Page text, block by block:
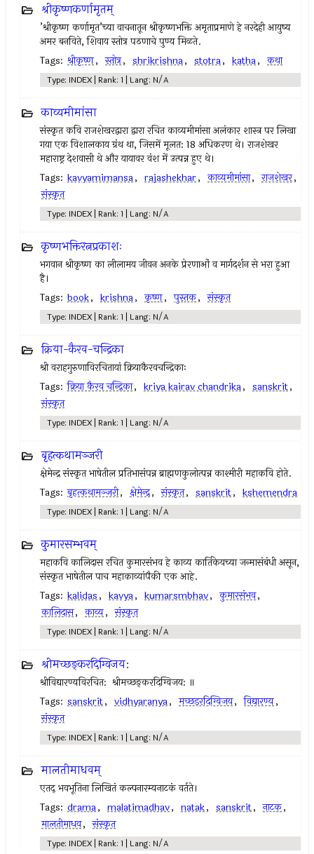
श्रीकृष्णकर्णामृतम्
’श्रीकृष्ण कर्णामृत’च्या वाचनातून श्रीकृष्णभक्ति अमृताप्रमाणे हे नरदेही आयुष्य
अमर बनविते, शिवाय स्तोत्र पठणाचे पुण्य मिळते.
Tags: श्रीकृष्ण, स्तोत्र, shrikrishna, stotra, katha, कथा
Type: INDEX | Rank: 1 | Lang: N/A
काव्यमीमांसा
संस्कृत कवि राजशेखरद्वारा द्वारा रचित काव्यमीमांसा अलंकार शास्त्र पर लिखा
गया एक विशालकाय ग्रंथ था, जिसमें मूलत: 18 अधिकरण थे। राजशेखर
महाराष्ट्र देशवासी थे और यायावर वंश में उत्पन्न हुए थे।
Tags: kavyamimansa, rajashekhar, काव्यमीमांसा, राजशेखर,
संस्कृत
Type: INDEX | Rank: 1 | Lang: N/A
कृष्णभक्तिरत्नप्रकाशः
भगवान श्रीकृष्ण का लीलामय जीवन अनके प्रेरणाओं व मार्गदर्शन से भरा हुआ
है।
Tags: book, krishna, कृष्ण, पुस्तक, संस्कृत
Type: INDEX | Rank: 1 | Lang: N/A
क्रिया-कैरव-चन्द्रिका
श्री वराहगुरुणाविरचितायां क्रियाकैरवचन्द्रिकाः
Tags: क्रिया कैरव चन्द्रिका, kriya kairav chandrika, sanskrit,
संस्कृत
Type: INDEX | Rank: 1 | Lang: N/A
बृहत्कथामञ्जरी
क्षेमेन्द्र संस्कृत भाषेतील प्रतिभासंपन्न ब्राह्मणकुलोत्पन्न काश्मीरी महाकवि होते.
Tags: बृहत्कथामञ्जरी, क्षेमेन्द्र, संस्कृत, sanskrit, kshemendra
Type: INDEX | Rank: 1 | Lang: N/A
कुमारसम्भवम्
महाकवि कालिदास रचित कुमारसंभव हे काव्य कार्तिकेयच्या जन्मासंबंधी असून,
संस्कृत भाषेतील पाच महाकाव्यांपैकी एक आहे.
Tags: kalidas, kavya, kumarsmbhav, कुमारसंभव,
कालिदास, काव्य, संस्कृत
Type: INDEX | Rank: 1 | Lang: N/A
श्रीमच्छङ्करदिग्विजय:
श्रीविद्यारण्यविरचित: श्रीमच्छङ्करदिग्विजय: ॥
Tags: sanskrit, vidhyaranya, मच्छडरदिग्विजय, विद्यारण्य,
संस्कृत
Type: INDEX | Rank: 1 | Lang: N/A
मालतीमाधवम्
एतद् भवभूतिना लिखितं कल्पनारम्यनाटकं वर्तते।
Tags: drama, malatimadhav, natak, sanskrit, नाटक,
मालतीमाधव, संस्कृत
Type: INDEX | Rank: 1 | Lang: N/A